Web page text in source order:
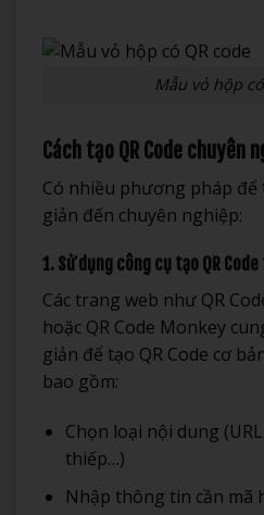
Mẫu vỏ hộp
Cách tạo QR Code chuyên
Có nhiều phương pháp để
giản đến chuyên nghiệp:
1. Sử dụng công cụ tạo QR
Các trang web như QR
hoặc QR Code Monkey
giản để tạo QR Code cơ
bao gồm:
Chọn loại nội dung
thiếp…)
Nhập thông tin cần mã